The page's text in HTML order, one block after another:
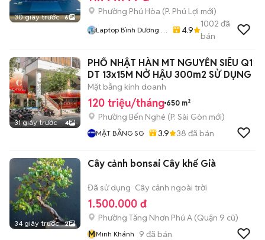
30 giây trước 6
Phường Phú Hòa (P. Phú Lợi mới)
Laptop Bình Dương (
4.9
1002 đã
bán
31 giây trước 4
PHỐ NHẬT HÀN MT NGUYỄN SIÊU Q1
DT 13x15M NỞ HẬU 300m2 SỬ DỤNG
Mặt bằng kinh doanh
120 triệu/tháng 650 m²
Phường Bến Nghé (P. Sài Gòn mới)
MẶT BẰNG SG 3.9 38 đã bán
34 giây trước 2
Cây cảnh bonsai Cây khế Già
Đã sử dụng Cây cảnh ngoài trời
1.500.000 đ
Phường Tăng Nhơn Phú A (Quận 9 cũ)
MMinh Khánh 9 đã bán